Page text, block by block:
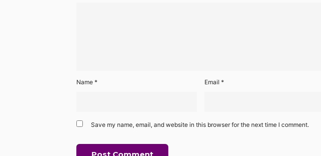
Name * Email *
Save my name, email, and website in this browser for the next time I comment.